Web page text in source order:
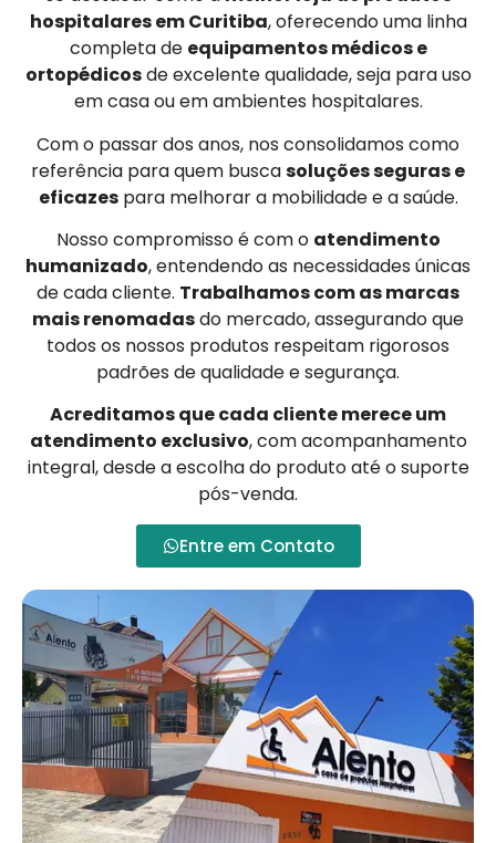
hospitalares em Curitiba, oferecendo uma linha
completa de equipamentos médicos e
ortopédicosde excelente qualidade, seja para uso
em casa ou em ambientes hospitalares.
Com o passar dos anos, nos consolidamos como
referência para quem buscasoluções seguras e
eficazespara melhorar a mobilidade e a saúde.
Nosso compromisso é com o atendimento
humanizado, entendendo as necessidades únicas
de cada cliente. Trabalhamos com as marcas
mais renomadasdo mercado, assegurando que
todos os nossos produtos respeitam rigorosos
padrões de qualidade e segurança.
Acreditamos que cada cliente merece um
atendimento exclusivo, com acompanhamento
integral, desde a escolha do produto até o suporte
pós-venda.
Entre em Contato